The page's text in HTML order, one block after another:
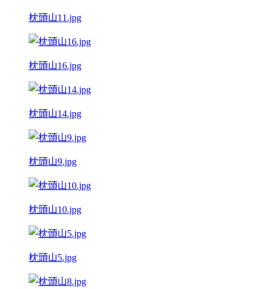
枕頭山11.jpg
枕頭山16.jpg
枕頭山14.jpg
枕頭山9.jpg
枕頭山10.jpg
枕頭山5.jpg